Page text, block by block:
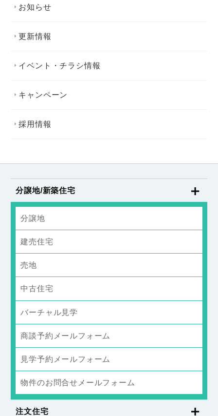
お知らせ
更新情報
イベント・チラシ情報
キャンペーン
採用情報
分譲地/新築住宅
分譲地
建売住宅
売地
中古住宅
バーチャル見学
商談予約メールフォーム
見学予約メールフォーム
物件のお問合せメールフォーム
注文住宅